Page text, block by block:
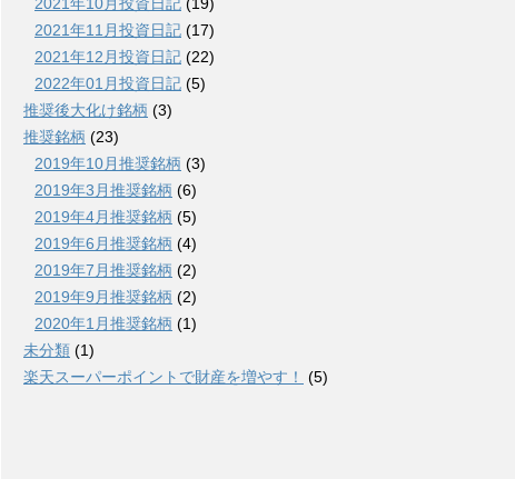
2021年11月投資日記 (17)
2021年12月投資日記 (22)
2022年01月投資日記 (5)
推奨後大化け銘柄 (3)
推奨銘柄 (23)
2019年10月推奨銘柄 (3)
2019年3月推奨銘柄 (6)
2019年4月推奨銘柄 (5)
2019年6月推奨銘柄 (4)
2019年7月推奨銘柄 (2)
2019年9月推奨銘柄 (2)
2020年1月推奨銘柄 (1)
未分類 (1)
楽天スーパーポイントで財産を増やす！
(5)